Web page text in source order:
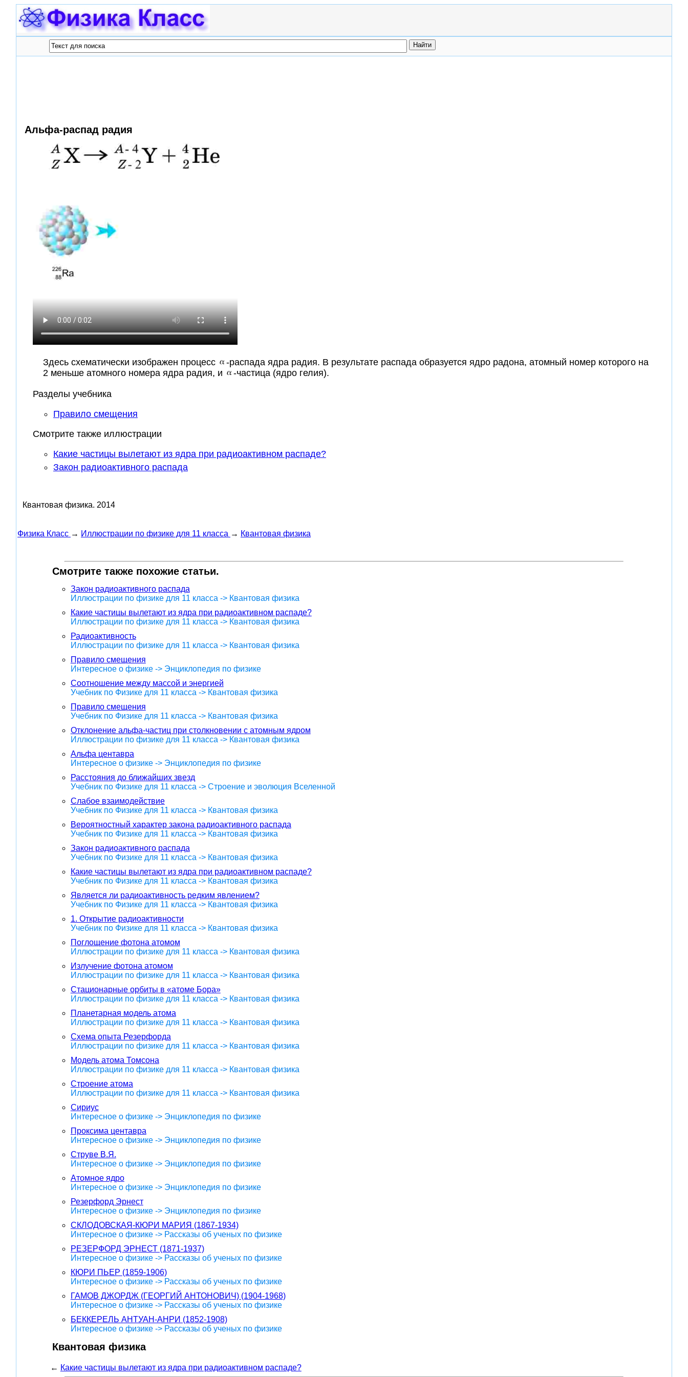
Альфа-распад радия
Здесь схематически изображен процесс
-распада ядра радия. В результате распада образуется ядро радона, атомный номер которого на
2 меньше атомного номера ядра радия, и
-частица (ядро гелия).
Разделы учебника
Правило смещения
Смотрите также иллюстрации
Какие частицы вылетают из ядра при радиоактивном распаде?
Закон радиоактивного распада
Квантовая физика. 2014
Физика Класс → Иллюстрации по физике для 11 класса → Квантовая физика
Смотрите также похожие статьи.
Закон радиоактивного распада
Иллюстрации по физике для 11 класса -> Квантовая физика
Какие частицы вылетают из ядра при радиоактивном распаде?
Иллюстрации по физике для 11 класса -> Квантовая физика
Радиоактивность
Иллюстрации по физике для 11 класса -> Квантовая физика
Правило смещения
Интересное о физике -> Энциклопедия по физике
Соотношение между массой и энергией
Учебник по Физике для 11 класса -> Квантовая физика
Правило смещения
Учебник по Физике для 11 класса -> Квантовая физика
Отклонение альфа-частиц при столкновении с атомным ядром
Иллюстрации по физике для 11 класса -> Квантовая физика
Альфа центавра
Интересное о физике -> Энциклопедия по физике
Расстояния до ближайших звезд
Учебник по Физике для 11 класса -> Строение и эволюция Вселенной
Слабое взаимодействие
Учебник по Физике для 11 класса -> Квантовая физика
Вероятностный характер закона радиоактивного распада
Учебник по Физике для 11 класса -> Квантовая физика
Закон радиоактивного распада
Учебник по Физике для 11 класса -> Квантовая физика
Какие частицы вылетают из ядра при радиоактивном распаде?
Учебник по Физике для 11 класса -> Квантовая физика
Является ли радиоактивность редким явлением?
Учебник по Физике для 11 класса -> Квантовая физика
1. Открытие радиоактивности
Учебник по Физике для 11 класса -> Квантовая физика
Поглощение фотона атомом
Иллюстрации по физике для 11 класса -> Квантовая физика
Излучение фотона атомом
Иллюстрации по физике для 11 класса -> Квантовая физика
Стационарные орбиты в «атоме Бора»
Иллюстрации по физике для 11 класса -> Квантовая физика
Планетарная модель атома
Иллюстрации по физике для 11 класса -> Квантовая физика
Схема опыта Резерфорда
Иллюстрации по физике для 11 класса -> Квантовая физика
Модель атома Томсона
Иллюстрации по физике для 11 класса -> Квантовая физика
Строение атома
Иллюстрации по физике для 11 класса -> Квантовая физика
Сириус
Интересное о физике -> Энциклопедия по физике
Проксима центавра
Интересное о физике -> Энциклопедия по физике
Струве В.Я.
Интересное о физике -> Энциклопедия по физике
Атомное ядро
Интересное о физике -> Энциклопедия по физике
Резерфорд Эрнест
Интересное о физике -> Энциклопедия по физике
СКЛОДОВСКАЯ-КЮРИ МАРИЯ (1867-1934)
Интересное о физике -> Рассказы об ученых по физике
РЕЗЕРФОРД ЭРНЕСТ (1871-1937)
Интересное о физике -> Рассказы об ученых по физике
КЮРИ ПЬЕР (1859-1906)
Интересное о физике -> Рассказы об ученых по физике
ГАМОВ ДЖОРДЖ (ГЕОРГИЙ АНТОНОВИЧ) (1904-1968)
Интересное о физике -> Рассказы об ученых по физике
БЕККЕРЕЛЬ АНТУАН-АНРИ (1852-1908)
Интересное о физике -> Рассказы об ученых по физике
Квантовая физика
← Какие частицы вылетают из ядра при радиоактивном распаде?